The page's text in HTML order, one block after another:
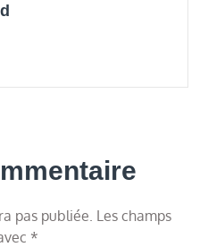
pas publiée. Les champs
*